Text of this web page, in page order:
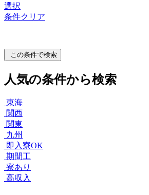
選択
条件クリア
この条件で検索
人気の条件から検索
東海
関西
関東
九州
即入寮OK
期間工
寮あり
高収入